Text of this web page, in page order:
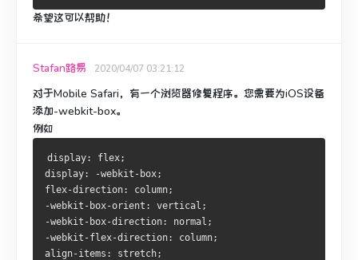
希望这可以帮助！
Stafan路易 2020/04/07 03:21:12
对于Mobile Safari，有一个浏览器修复程序。 您需要为iOS设备
添加-webkit-box。
例如
display: flex;
display: -webkit-box;
flex-direction: column;
-webkit-box-orient: vertical;
-webkit-box-direction: normal;
-webkit-flex-direction: column;
align-items: stretch;